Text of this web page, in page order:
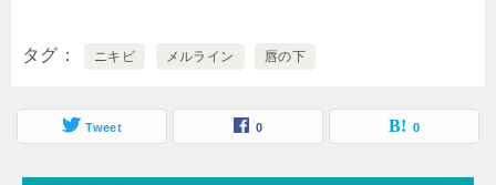
タグ ニキビ メルライン 唇の下
Tweet 0 0